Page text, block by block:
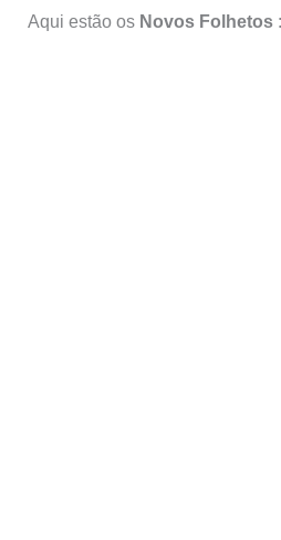
Aqui estão os Novos Folhetos: